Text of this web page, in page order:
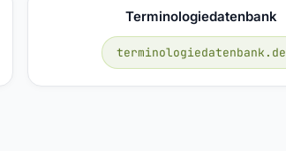
Terminologiedatenbank
terminologiedatenbank.de